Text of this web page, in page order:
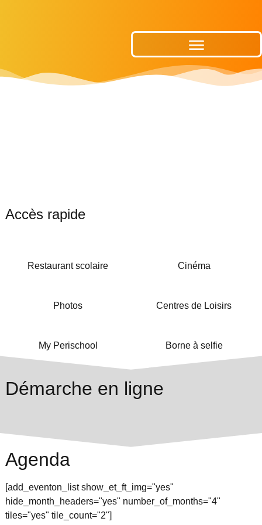
Accès rapide
Restaurant scolaire Cinéma
Photos Centres de Loisirs
My Perischool Borne à selfie
Démarche en ligne
Agenda
[add_eventon_list show_et_ft_img="yes"
hide_month_headers="yes" number_of_months="4"
tiles="yes" tile_count="2"]